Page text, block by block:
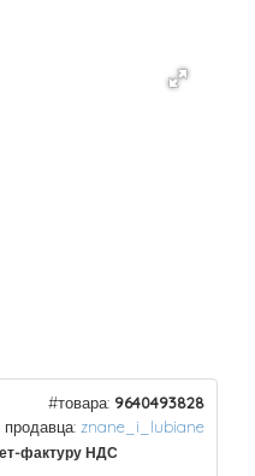
#товара: 9640493828
znane_i_lubiane
фактуру НДС